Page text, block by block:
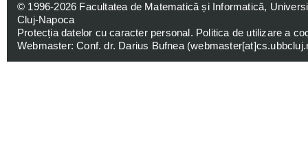
© 1996-2026 Facultatea de Matematică și Informatică,
Cluj-Napoca
Protecția datelor cu caracter personal. Politica de utilizare a
Webmaster: Conf. dr. Darius Bufnea (